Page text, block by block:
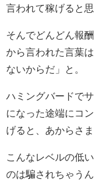
言われて稼げると
そんでどんどん報
から言われた言葉
ないからだ」と。
ハミングバードで
になった途端にコ
げると、あからさ
こんなレベルの低
のは騙されちゃう